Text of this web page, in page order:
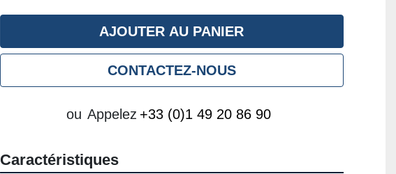
AJOUTER AU PANIER
CONTACTEZ-NOUS
ou Appelez +33 (0)1 49 20 86 90
Caractéristiques